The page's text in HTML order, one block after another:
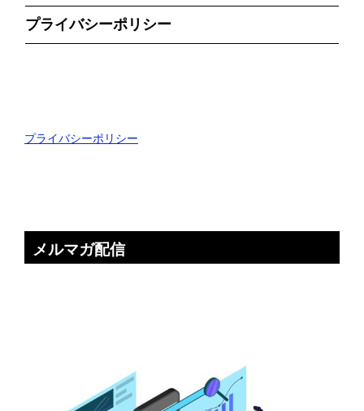
プライバシーポリシー
プライバシーポリシー
メルマガ配信